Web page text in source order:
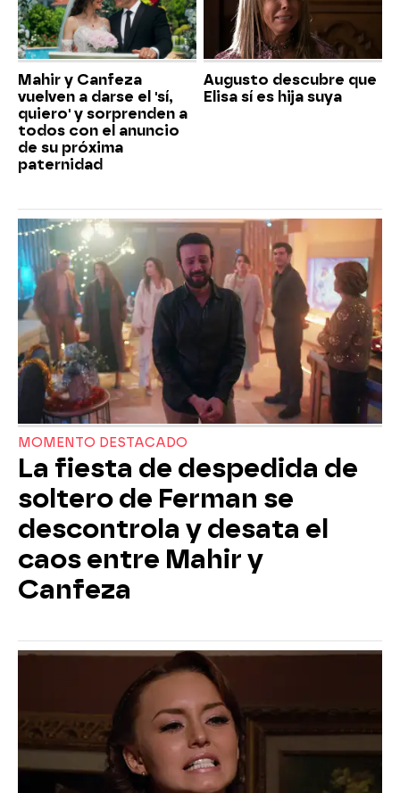
Mahir y Canfeza
vuelven a darse el 'sí,
quiero' y sorprenden a
todos con el anuncio
de su próxima
paternidad
Augusto descubre que
Elisa sí es hija suya
MOMENTO DESTACADO
La fiesta de despedida de
soltero de Ferman se
descontrola y desata el
caos entre Mahir y
Canfeza